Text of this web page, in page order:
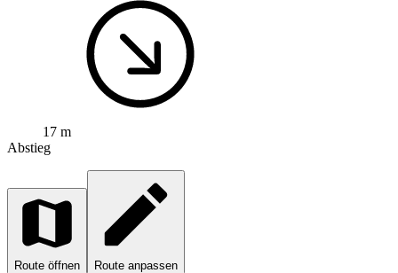
17 m
Abstieg
Route öffnen Route anpassen